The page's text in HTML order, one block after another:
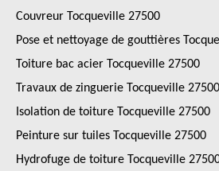
Couvreur Tocqueville 27500
Pose et nettoyage de gouttières
Toiture bac acier Tocqueville 27500
Travaux de zinguerie Tocqueville 27500
Isolation de toiture Tocqueville 27500
Peinture sur tuiles Tocqueville 27500
Hydrofuge de toiture Tocqueville